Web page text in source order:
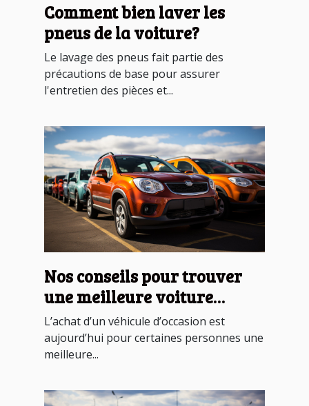
Comment bien laver les
pneus de la voiture?
Le lavage des pneus fait partie des
précautions de base pour assurer
l'entretien des pièces et...
Nos conseils pour trouver
une meilleure voiture
d’occasion
L’achat d’un véhicule d’occasion est
aujourd’hui pour certaines personnes une
meilleure...